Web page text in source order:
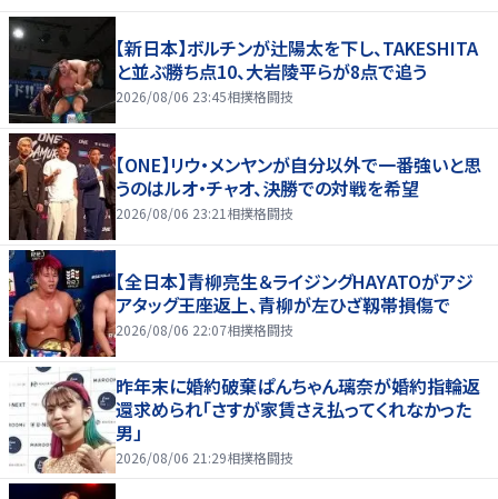
【新日本】ボルチンが辻陽太を下し、TAKESHITA
と並ぶ勝ち点10、大岩陵平らが8点で追う
2026/08/06 23:45相撲格闘技
【ONE】リウ・メンヤンが自分以外で一番強いと思
うのはルオ・チャオ、決勝での対戦を希望
2026/08/06 23:21 相撲格闘技
【全日本】青柳亮生＆ライジングHAYATOがアジ
アタッグ王座返上、青柳が左ひざ靱帯損傷で
2026/08/06 22:07相撲格闘技
昨年末に婚約破棄ぱんちゃん璃奈が婚約指輪返
還求められ「さすが家賃さえ払ってくれなかった
男」
2026/08/06 21:29相撲格闘技